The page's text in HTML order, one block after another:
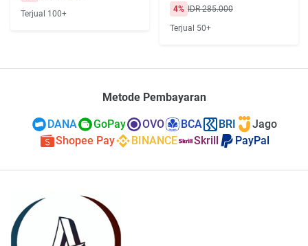
Terjual 100+
4% IDR 285.000
Terjual 50+
Metode Pembayaran
DANA GoPay OVO BCA BRI
Jago
Shopee Pay
BINANCE Skrill PayPal